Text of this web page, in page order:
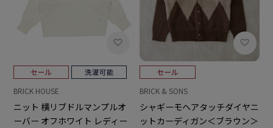
BRICK HOUSE
ニット 横リブドルマンプルオ
ーバー オフホワイト レディー
BRICK & SONS
シャギーモヘアタッチダイヤニ
ットカーディガン＜ブラウン＞